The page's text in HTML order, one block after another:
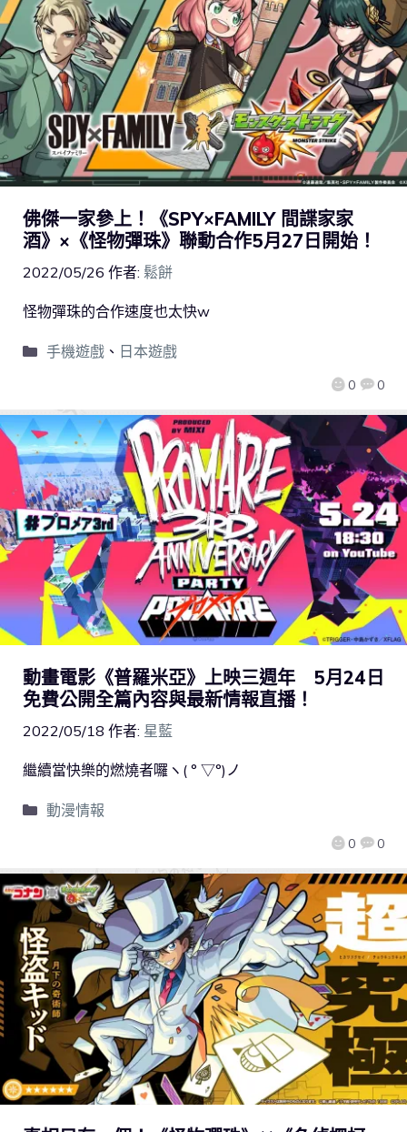
佛傑一家參上！《SPY×FAMILY 間諜家家
酒》×《怪物彈珠》聯動合作5月27日開始！
2022/05/26 作者: 鬆餅
0 0
怪物彈珠的合作速度也太快w
手機遊戲、 日本遊戲
動畫電影《普羅米亞》上映三週年 5月24日
免費公開全篇內容與最新情報直播！
2022/05/18 作者: 星藍
0 0
繼續當快樂的燃燒者囉ヽ( ° ▽°)ノ
動漫情報